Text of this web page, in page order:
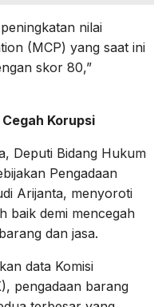
nilai
(MCP) yang saat ini
skor 80,”
Korupsi
Deputi Bidang Hukum
Pengadaan
Arijanta, menyoroti
baik demi mencegah
dan jasa.
data Komisi
pengadaan barang